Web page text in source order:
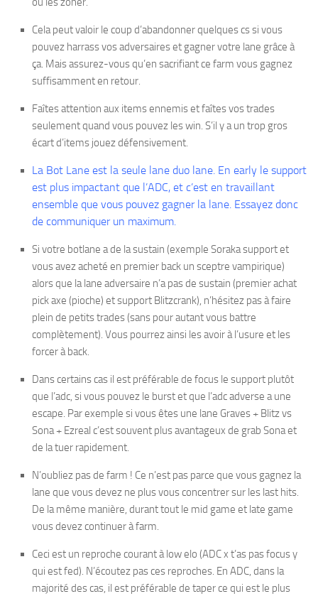
Cela peut valoir le coup d’abandonner quelques cs si vous
pouvez harrass vos adversaires et gagner votre lane grâce à
ça. Mais assurez-vous qu’en sacrifiant ce farm vous gagnez
suffisamment en retour.
Faîtes attention aux items ennemis et faîtes vos trades
seulement quand vous pouvez les win. S’il y a un trop gros
écart d’items jouez défensivement.
La Bot Lane est la seule lane duo lane. En early le support
est plus impactant que l’ADC, et c’est en travaillant
ensemble que vous pouvez gagner la lane. Essayez donc
de communiquer un maximum.
Si votre botlane a de la sustain (exemple Soraka support et
vous avez acheté en premier back un sceptre vampirique)
alors que la lane adversaire n’a pas de sustain (premier achat
pick axe (pioche) et support Blitzcrank), n’hésitez pas à faire
plein de petits trades (sans pour autant vous battre
complètement). Vous pourrez ainsi les avoir à l’usure et les
forcer à back.
Dans certains cas il est préférable de focus le support plutôt
que l’adc, si vous pouvez le burst et que l’adc adverse a une
escape. Par exemple si vous êtes une lane Graves + Blitz vs
Sona + Ezreal c’est souvent plus avantageux de grab Sona et
de la tuer rapidement.
N’oubliez pas de farm ! Ce n’est pas parce que vous gagnez la
lane que vous devez ne plus vous concentrer sur les last hits.
De la même manière, durant tout le mid game et late game
vous devez continuer à farm.
Ceci est un reproche courant à low elo (ADC x t’as pas focus y
qui est fed). N’écoutez pas ces reproches. En ADC, dans la
majorité des cas, il est préférable de taper ce qui est le plus